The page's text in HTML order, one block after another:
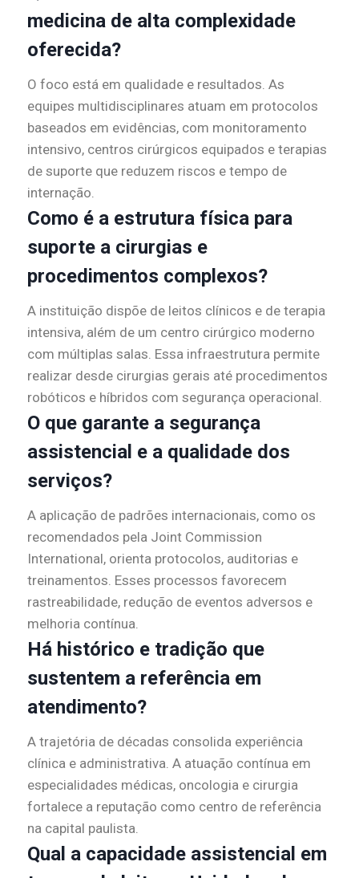
medicina de alta complexidade
oferecida?
O foco está em qualidade e resultados. As
equipes multidisciplinares atuam em protocolos
baseados em evidências, com monitoramento
intensivo, centros cirúrgicos equipados e terapias
de suporte que reduzem riscos e tempo de
internação.
Como é a estrutura física para
suporte a cirurgias e
procedimentos complexos?
A instituição dispõe de leitos clínicos e de terapia
intensiva, além de um centro cirúrgico moderno
com múltiplas salas. Essa infraestrutura permite
realizar desde cirurgias gerais até procedimentos
robóticos e híbridos com segurança operacional.
O que garante a segurança
assistencial e a qualidade dos
serviços?
A aplicação de padrões internacionais, como os
recomendados pela Joint Commission
International, orienta protocolos, auditorias e
treinamentos. Esses processos favorecem
rastreabilidade, redução de eventos adversos e
melhoria contínua.
Há histórico e tradição que
sustentem a referência em
atendimento?
A trajetória de décadas consolida experiência
clínica e administrativa. A atuação contínua em
especialidades médicas, oncologia e cirurgia
fortalece a reputação como centro de referência
na capital paulista.
Qual a capacidade assistencial em